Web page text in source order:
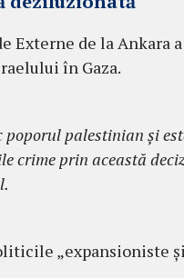
Externe de la Ankara
în Gaza.
palestinian și
crime prin această
„expansioniste